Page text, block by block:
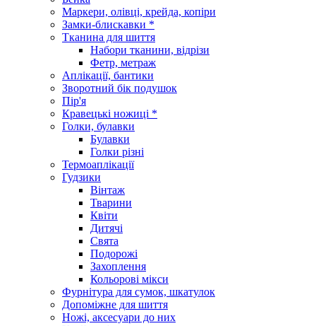
Маркери, олівці, крейда, копіри
Замки-блискавки *
Тканина для шиття
Набори тканини, відрізи
Фетр, метраж
Аплікації, бантики
Зворотний бік подушок
Пір'я
Кравецькі ножиці *
Голки, булавки
Булавки
Голки різні
Термоаплікації
Гудзики
Вінтаж
Тварини
Квіти
Дитячі
Свята
Подорожі
Захоплення
Кольорові мікси
Фурнітура для сумок, шкатулок
Допоміжне для шиття
Ножі, аксесуари до них